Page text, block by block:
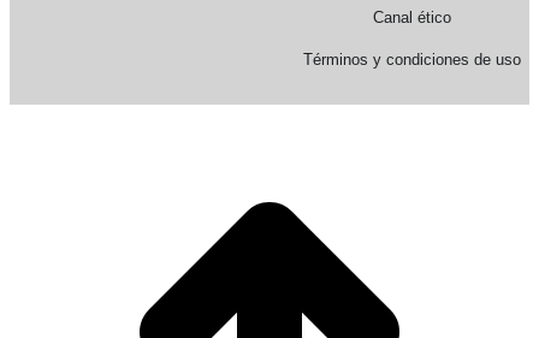
Canal ético
Términos y condiciones de uso